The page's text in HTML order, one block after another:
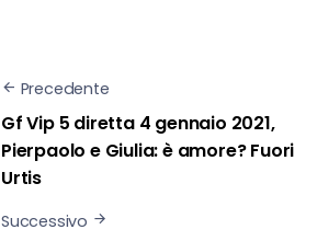
Precedente
Gf Vip 5 diretta 4 gennaio 2021,
Pierpaolo e Giulia: è amore? Fuori
Urtis
Successivo